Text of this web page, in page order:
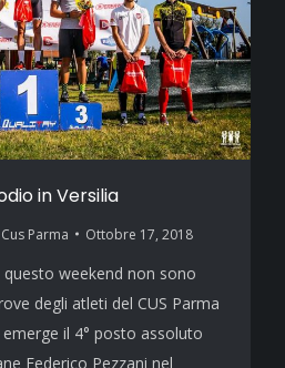
in Versilia
Parma Ottobre 17, 2018
weekend non sono
degli atleti del CUS Parma
il 4° posto assoluto
Federico Pezzani nel